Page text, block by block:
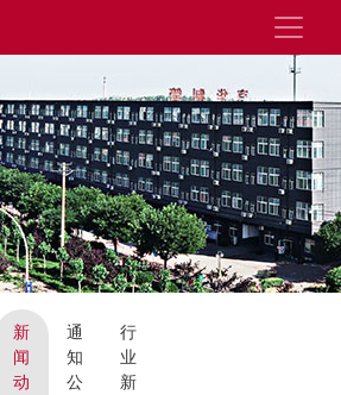
新
闻
动
通
知
公
行
业
新